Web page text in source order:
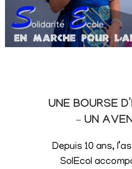
UNE BOURSE
– UN
Depuis 10 ans,
SolEcol